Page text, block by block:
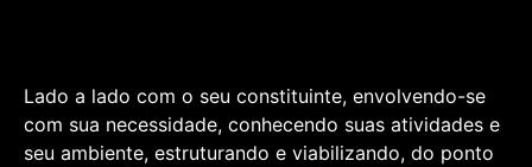
Lado a lado com o seu constituinte, envolvendo-se
com sua necessidade, conhecendo suas atividades e
seu ambiente, estruturando e viabilizando, do ponto